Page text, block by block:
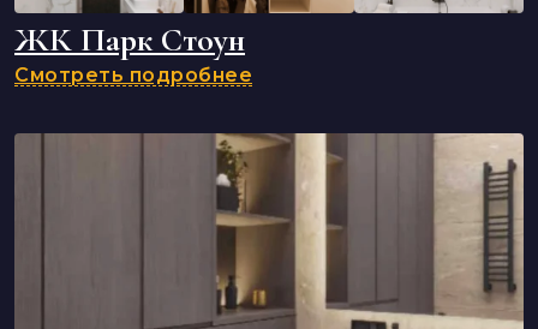
ЖК Парк Стоун
Смотреть подробнее